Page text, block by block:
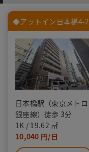
◆アットイン日本橋4-2
日本橋駅（東京メトロ
銀座線）徒歩 3分
1K
19.62
10,040